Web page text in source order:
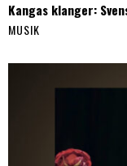
Kangas klanger:
MUSIK